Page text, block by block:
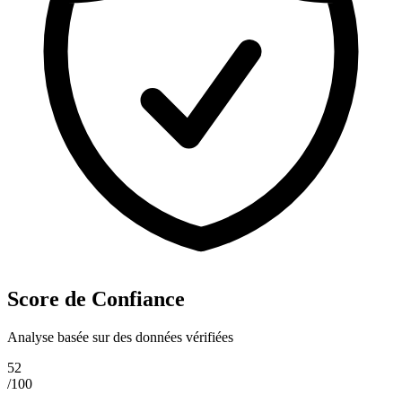
Score de Confiance
Analyse basée sur des données vérifiées
52
/100